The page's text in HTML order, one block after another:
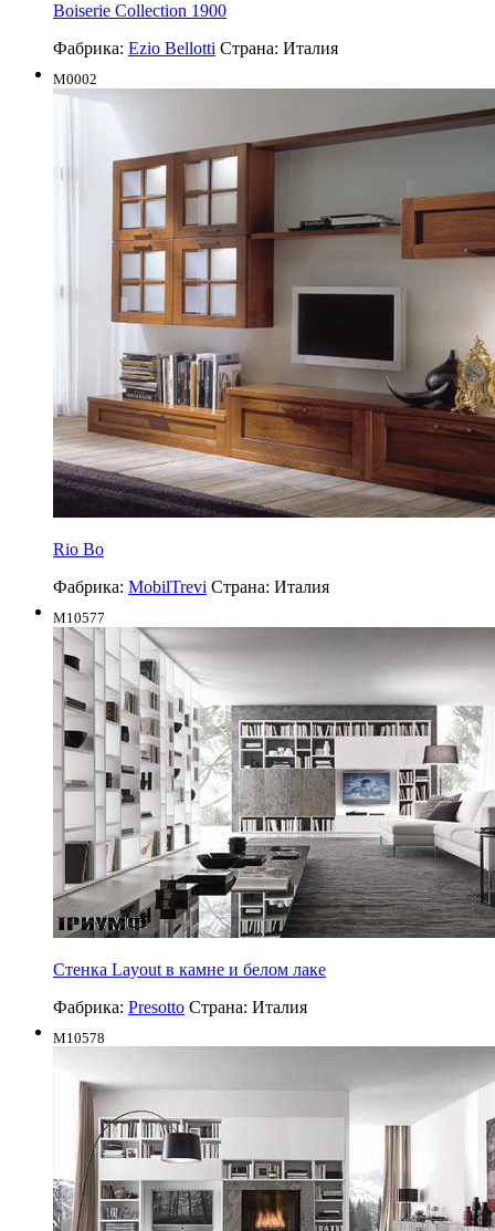
Boiserie Collection 1900
Фабрика: Ezio Bellotti Страна: Италия
M0002
Rio Bo
Фабрика: MobilTrevi Страна: Италия
M10577
Стенка Layout в камне и белом лаке
Фабрика: Presotto Страна: Италия
M10578